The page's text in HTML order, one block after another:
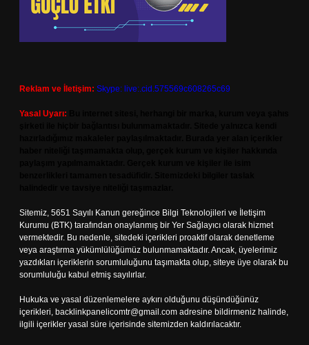
Reklam ve İletişim: Skype: live:.cid.575569c608265c69
Yasal Uyarı:
Sitemiz, 5651 Sayılı Kanun gereğince Bilgi Teknolojileri ve İletişim
Kurumu (BTK) tarafından onaylanmış bir Yer Sağlayıcı olarak hizmet
vermektedir. Bu nedenle, sitedeki içerikleri proaktif olarak denetleme
veya araştırma yükümlülüğümüz bulunmamaktadır. Ancak, üyelerimiz
yazdıkları içeriklerin sorumluluğunu taşımakta olup, siteye üye olarak bu
sorumluluğu kabul etmiş sayılırlar.
Hukuka ve yasal düzenlemelere aykırı olduğunu düşündüğünüz
içerikleri, backlinkpanelicomtr@gmail.com adresine bildirmeniz halinde,
ilgili içerikler yasal süre içerisinde sitemizden kaldırılacaktır.